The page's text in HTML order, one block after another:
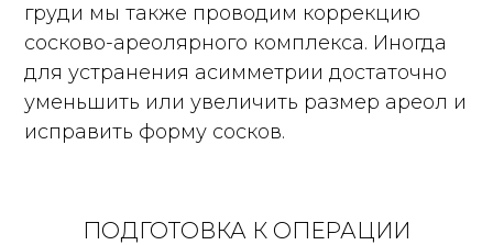
груди мы также проводим коррекцию
сосково-ареолярного комплекса. Иногда
для устранения асимметрии достаточно
уменьшить или увеличить размер ареол и
исправить форму сосков.
ПОДГОТОВКА К ОПЕРАЦИИ